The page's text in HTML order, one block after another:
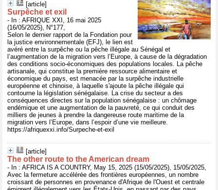
[article]
Surpêche et exil
- In : AFRIQUE XXI, 16 mai 2025
(16/05/2025), N°177,
Selon le dernier rapport de la Fondation pour
la justice environnementale (EFJ), le lien est
avéré entre la surpêche ou la pêche illégale au Sénégal et
l’augmentation de la migration vers l’Europe, à cause de la dégradation
des conditions socio-économiques des populations locales. La pêche
artisanale, qui constitue la première ressource alimentaire et
économique du pays, est menacée par la surpêche industrielle
européenne et chinoise, à laquelle s'ajoute la pêche illégale qui
contourne la législation sénégalaise. La crise du secteur a des
conséquences directes sur la population sénégalaise : un chômage
endémique et une augmentation de la pauvreté, ce qui conduit des
milliers de jeunes à prendre la dangereuse route maritime de la
migration vers l’Europe, dans l’espoir d’une vie meilleure.
https://afriquexxi.info/Surpeche-et-exil
[article]
The other route to the American dream
- In : AFRICA IS A COUNTRY, May 15, 2025 (15/05/2025), 15/05/2025,
Avec la fermeture accélérée des frontières européennes, un nombre
croissant de personnes en provenance d'Afrique de l'Ouest et centrale